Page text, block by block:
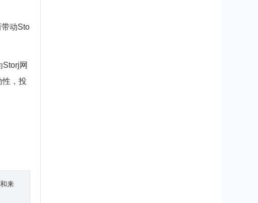
动Sto
网
性，投
来